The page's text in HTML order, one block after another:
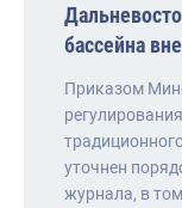
бассейна
Приказом
уточнен
журнала, в